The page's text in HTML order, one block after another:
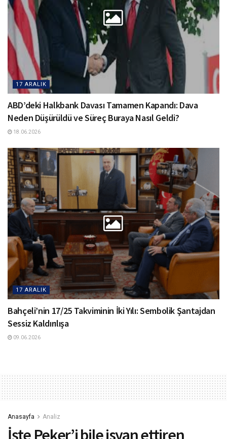
17 ARALIK
ABD’deki Halkbank Davası Tamamen Kapandı: Dava
Neden Düşürüldü ve Süreç Buraya Nasıl Geldi?
18.06.2026
17 ARALIK
Bahçeli’nin 17/25 Takviminin İki Yılı: Sembolik Şantajdan
Sessiz Kaldırılışa
09.06.2026
Anasayfa Analiz
İşte Peker’i bile isyan ettiren